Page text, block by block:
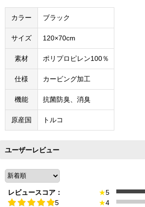
カラー ブラック
サイズ 120×70cm
素材 ポリプロピレン100％
仕様 カービング加工
機能 抗菌防臭、消臭
原産国 トルコ
ユーザーレビュー
レビュースコア：
5
★5
★4